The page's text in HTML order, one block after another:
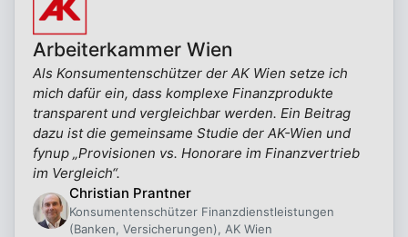
Arbeiterkammer Wien
Als Konsumentenschützer der AK Wien setze ich
mich dafür ein, dass komplexe Finanzprodukte
transparent und vergleichbar werden. Ein Beitrag
dazu ist die gemeinsame Studie der AK-Wien und
fynup „Provisionen vs. Honorare im Finanzvertrieb
im Vergleich“.
Christian Prantner
Konsumentenschützer Finanzdienstleistungen
(Banken, Versicherungen), AK Wien